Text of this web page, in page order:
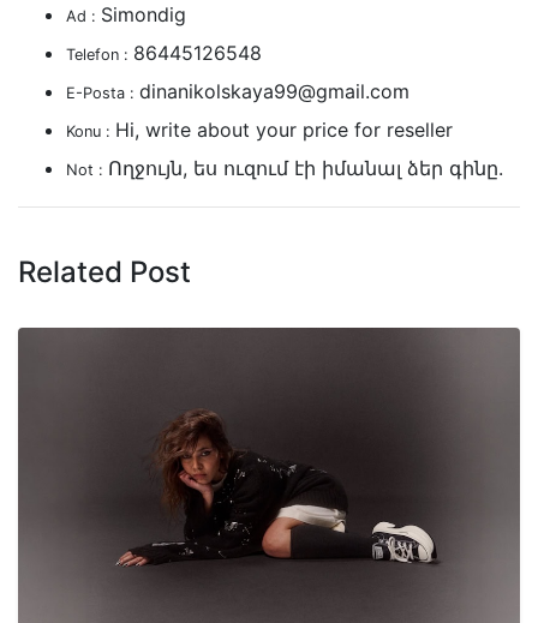
Ad : Simondig
Telefon : 86445126548
E-Posta : dinanikolskaya99@gmail.com
Konu : Hi, write about your price for reseller
Not : Ողջույն, ես ուզում էի իմանալ ձեր գինը.
Related Post